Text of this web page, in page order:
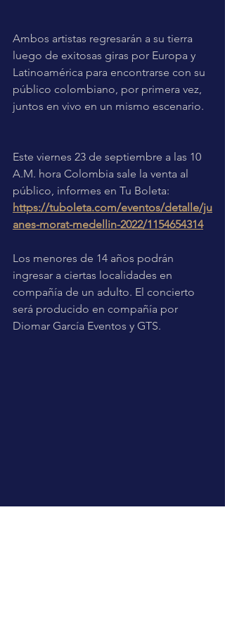
Ambos artistas regresarán a su tierra
luego de exitosas giras por Europa y
Latinoamérica para encontrarse con su
público colombiano, por primera vez,
juntos en vivo en un mismo escenario.
Este viernes 23 de septiembre a las 10
A.M. hora Colombia sale la venta al
público, informes en Tu Boleta:
https://tuboleta.com/eventos/detalle/ju
anes-morat-medellin-2022/1154654314
Los menores de 14 años podrán
ingresar a ciertas localidades en
compañía de un adulto. El concierto
será producido en compañía por
Diomar García Eventos y GTS.